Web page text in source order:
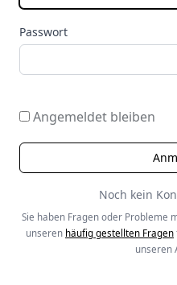
Passwort
Angemeldet bleiben
Noch kein
Sie haben Fragen oder Probleme
unseren häufig gestellten Fragen
unseren